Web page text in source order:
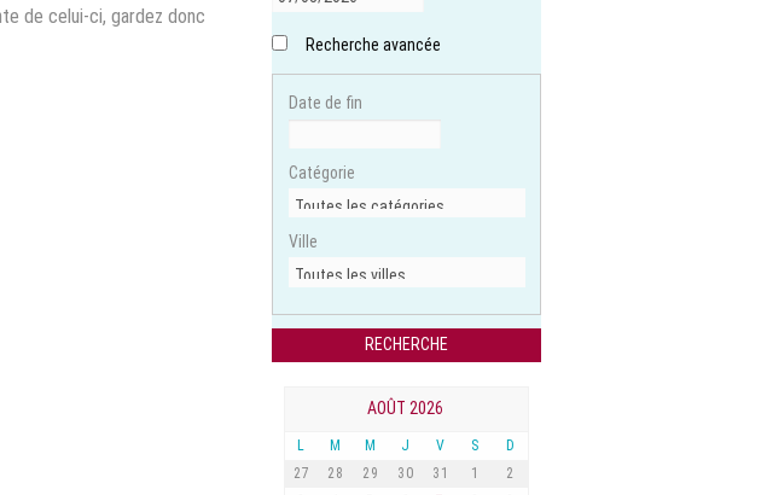
de celui-ci, gardez donc
Recherche avancée
Date de fin
Catégorie
Ville
AOÛT 2026
L M M J V S
D
27
28 29 30 31 1
2